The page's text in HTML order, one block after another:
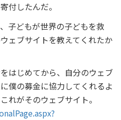
付したんだ。
子どもが世界の子どもを救
ェブサイトを教えてくれたか
はじめてから、自分のウェブ
僕の募金に協力してくれるよ
れがそのウェブサイト。